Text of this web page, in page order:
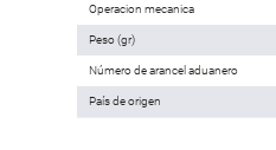
Operacion mecanica
Peso (gr)
Número de arancel aduanero
País de origen